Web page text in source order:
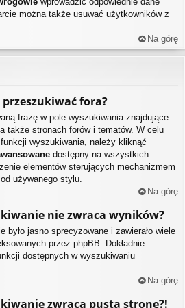
można także usuwać użytkowników z
Na górę
fora?
frazę w pole wyszukiwania znajdujące
także stronach forów i tematów. W celu
wyszukiwania, należy kliknąć
dostępny na wszystkich
elementów sterujących mechanizmem
używanego stylu.
Na górę
nie zwraca wyników?
było jasno sprecyzowane i zawierało wiele
przez phpBB. Dokładnie
dostępnych w wyszukiwaniu
Na górę
zwraca pustą stronę?!